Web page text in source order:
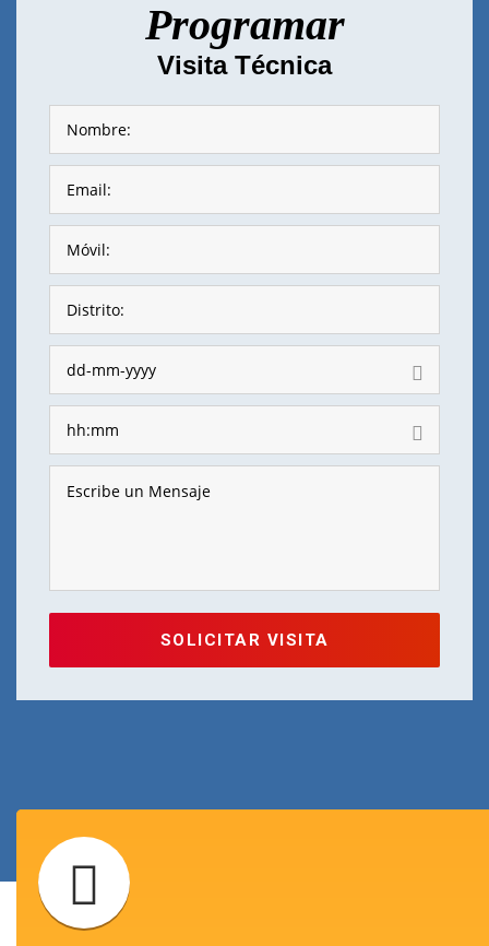
Programar
Visita Técnica
SOLICITAR VISITA